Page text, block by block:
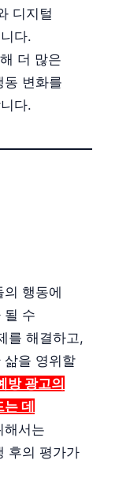
디지털
다.
더 많은
동 변화를
다.
행동에
될 수
를 해결하고,
삶을 영위할
방 광고의
데
해서는
후의 평가가